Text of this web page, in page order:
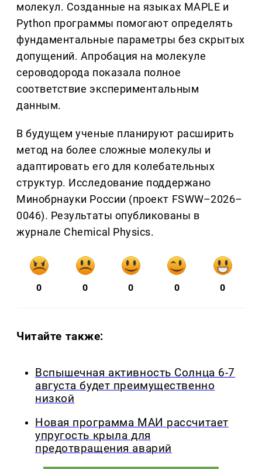
молекул. Созданные на языках MAPLE и
Python программы помогают определять
фундаментальные параметры без скрытых
допущений. Апробация на молекуле
сероводорода показала полное
соответствие экспериментальным
данным.
В будущем ученые планируют расширить
метод на более сложные молекулы и
адаптировать его для колебательных
структур. Исследование поддержано
Минобрнауки России (проект FSWW–2026–
0046). Результаты опубликованы в
журнале Chemical Physics.
0 0 0 0 0
Читайте также:
Вспышечная активность Солнца 6-7
августа будет преимущественно
низкой
Новая программа МАИ рассчитает
упругость крыла для
предотвращения аварий